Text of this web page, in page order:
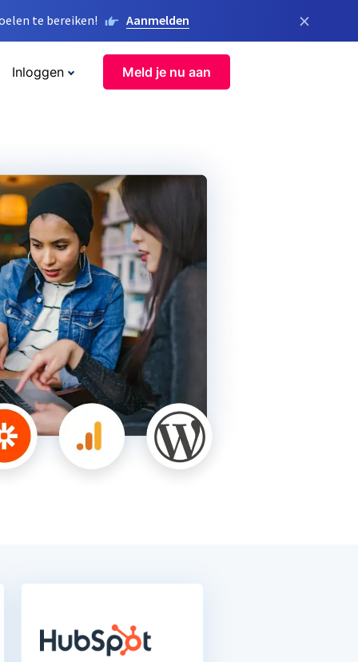
te bereiken! Aanmelden ×
Inloggen Meld je nu aan